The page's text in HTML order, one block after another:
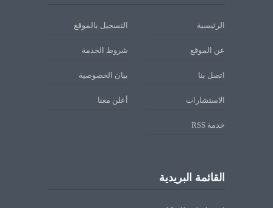
الرئيسية التسجيل بالموقع
عن الموقع شروط الخدمة
اتصل بنا بيان الخصوصية
الاستشارات أعلن معنا
خدمة RSS
القائمة البريدية